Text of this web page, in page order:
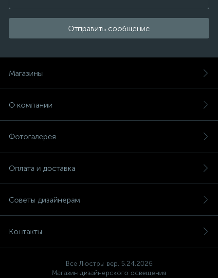
Отправить сообщение
Магазины
О компании
Фотогалерея
Оплата и доставка
Советы дизайнерам
Контакты
Все Люстры вер. 5.24.2026
Магазин дизайнерского освещения